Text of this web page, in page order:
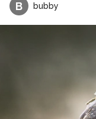
B bubby